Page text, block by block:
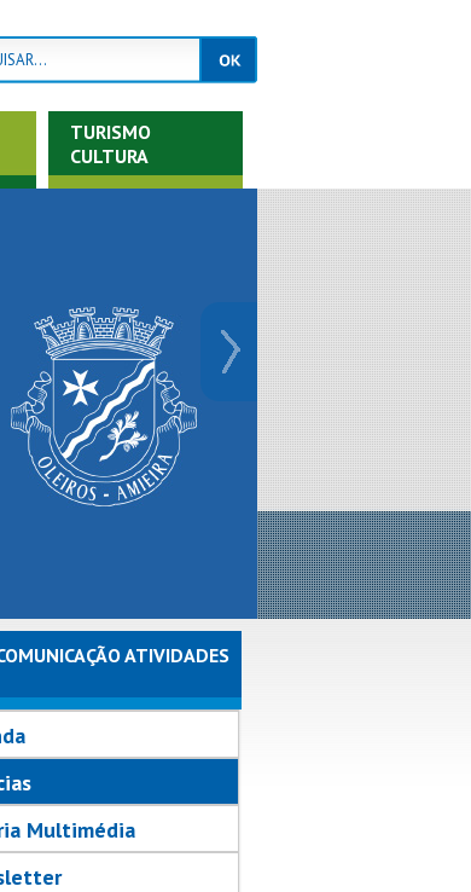
TURISMO
CULTURA
ATIVIDADES
Multimédia